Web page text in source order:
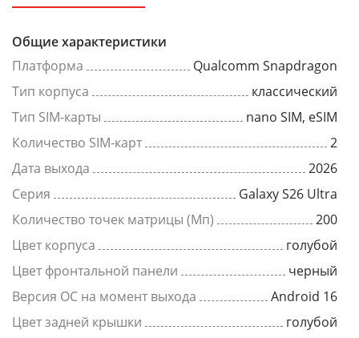
Общие характеристики
Платформа
Qualcomm Snapdragon
Тип корпуса
классический
Тип SIM-карты
nano SIM, eSIM
Количество SIM-карт
2
Дата выхода
2026
Серия
Galaxy S26 Ultra
Количество точек матрицы (Мп)
200
Цвет корпуса
голубой
Цвет фронтальной панели
черный
Версия ОС на момент выхода
Android 16
Цвет задней крышки
голубой